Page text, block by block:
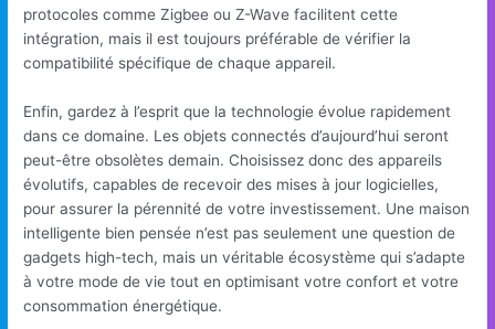
protocoles comme Zigbee ou Z-Wave facilitent cette
intégration, mais il est toujours préférable de vérifier la
compatibilité spécifique de chaque appareil.
Enfin, gardez à l’esprit que la technologie évolue rapidement
dans ce domaine. Les objets connectés d’aujourd’hui seront
peut-être obsolètes demain. Choisissez donc des appareils
évolutifs, capables de recevoir des mises à jour logicielles,
pour assurer la pérennité de votre investissement. Une maison
intelligente bien pensée n’est pas seulement une question de
gadgets high-tech, mais un véritable écosystème qui s’adapte
à votre mode de vie tout en optimisant votre confort et votre
consommation énergétique.